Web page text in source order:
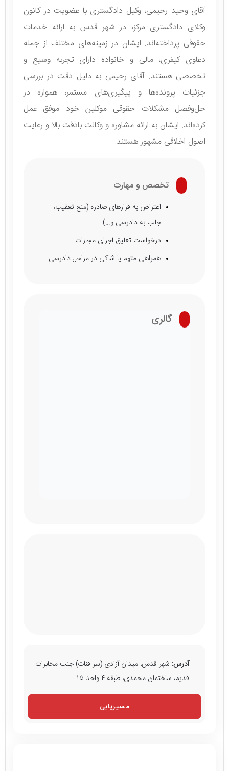
آقای وحید رحیمی، وکیل دادگستری با عضویت در کانون
وکلای دادگستری مرکز، در شهر قدس به ارائه خدمات
حقوقی پرداخته‌اند. ایشان در زمینه‌های مختلف از جمله
دعاوی کیفری، مالی و خانواده دارای تجربه وسیع و
تخصصی هستند. آقای رحیمی به دلیل دقت در بررسی
جزئیات پرونده‌ها و پیگیری‌های مستمر، همواره در
حل‌وفصل مشکلات حقوقی موکلین خود موفق عمل
کرده‌اند. ایشان به ارائه مشاوره و وکالت بادقت بالا و رعایت
اصول اخلاقی مشهور هستند.
تخصص و مهارت
اعتراض به قرارهای صادره (منع تعقیب،
جلب به دادرسی و…)
درخواست تعلیق اجرای مجازات
همراهی متهم یا شاکی در مراحل دادرسی
گالری
آدرس: شهر قدس، میدان آزادی (سر قنات) جنب مخابرات
قدیم، ساختمان محمدی، طبقه ۴ واحد ۱۵
مسیریابی